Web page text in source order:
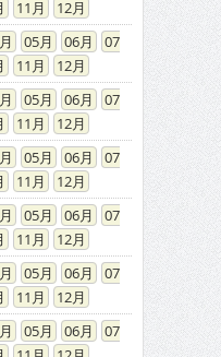
11
12
05 06
07
11
12
05 06
07
11
12
05 06
07
11
12
05 06
07
11
12
05 06
07
11
12
05 06
07